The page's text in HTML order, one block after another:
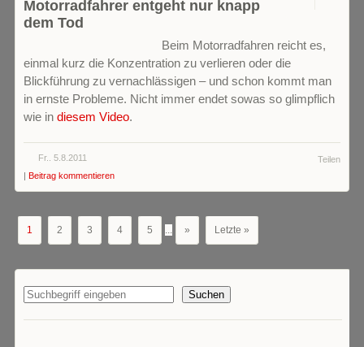
Motorradfahrer entgeht nur knapp
dem Tod
Beim Motorradfahren reicht es,
einmal kurz die Konzentration zu verlieren oder die
Blickführung zu vernachlässigen – und schon kommt man
in ernste Probleme. Nicht immer endet sowas so glimpflich
wie in diesem Video.
Teilen
Fr.. 5.8.2011
| Beitrag kommentieren
1 2 3 4 5 ... » Letzte »
Suchen